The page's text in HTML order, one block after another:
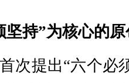
坚持”为核心的
次提出“六个